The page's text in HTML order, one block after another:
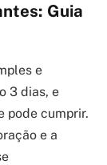
Guia
e
3 dias, e
pode cumprir.
e a